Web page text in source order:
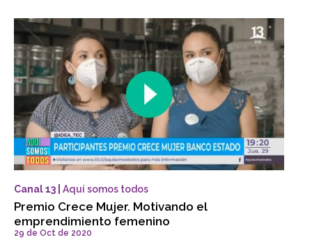
Canal 13 | Aquí somos todos
Premio Crece Mujer. Motivando el
emprendimiento femenino
29 de Oct de 2020